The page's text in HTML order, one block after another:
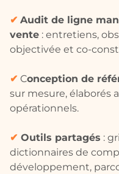
✔ Audit de ligne
vente : entretiens,
objectivée et co-
✔ Conception de
sur mesure, élaborés
opérationnels.
✔ Outils partagés :
dictionnaires de
développement,